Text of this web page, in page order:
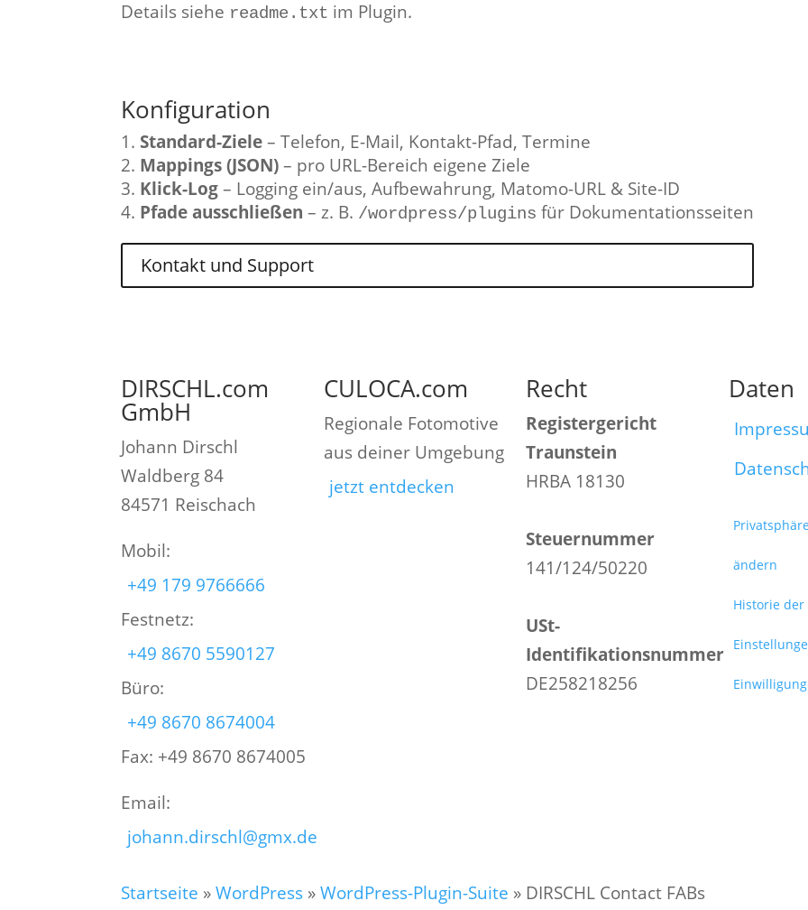
Details siehe readme.txt im Plugin.
Konfiguration
Standard-Ziele– Telefon, E-Mail, Kontakt-Pfad, Termine
Mappings (JSON)– pro URL-Bereich eigene Ziele
Klick-Log– Logging ein/aus, Aufbewahrung, Matomo-URL & Site-ID
Pfade ausschließen – z. B. /wordpress/plugins für Dokumentationsseiten
Kontakt und Support
DIRSCHL.com
GmbH
Johann Dirschl
Waldberg 84
84571 Reischach
Mobil:
+49 179 9766666
Festnetz:
+49 8670 5590127
Büro:
+49 8670 8674004
Fax: +49 8670 8674005
Email:
johann.dirschl@gmx.de
CULOCA.com
Regionale Fotomotive
aus deiner Umgebung
jetzt entdecken
Recht
Registergericht
Traunstein
HRBA 18130
Steuernummer
141/124/50220
USt-
Identifikationsnummer
DE258218256
Daten
ändern
Historie
Startseite »WordPress »WordPress-Plugin-Suite » DIRSCHL Contact FABs